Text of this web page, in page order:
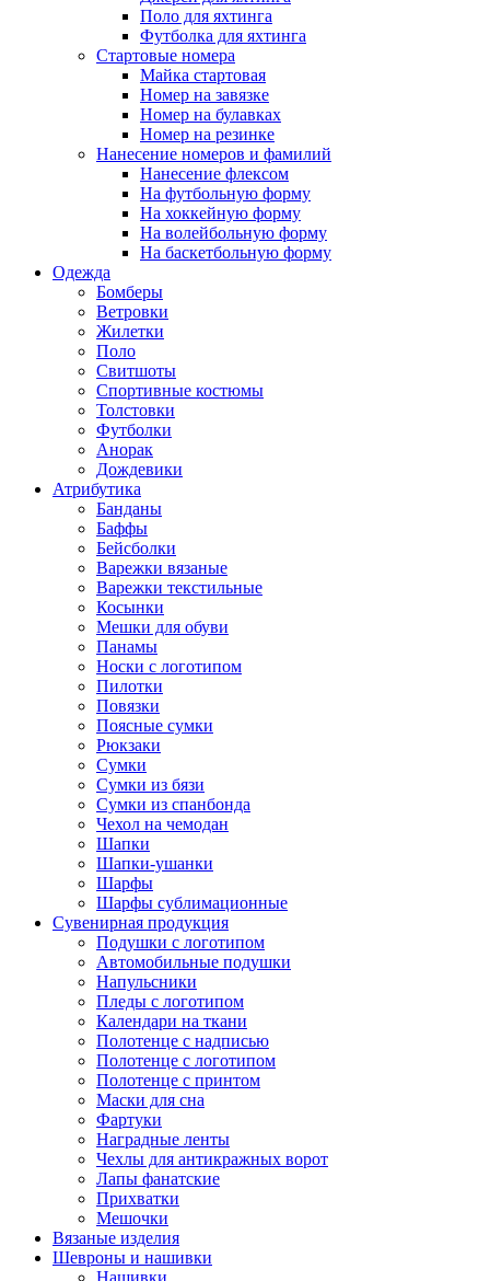
Поло для яхтинга
Футболка для яхтинга
Стартовые номера
Майка стартовая
Номер на завязке
Номер на булавках
Номер на резинке
Нанесение номеров и фамилий
Нанесение флексом
На футбольную форму
На хоккейную форму
На волейбольную форму
На баскетбольную форму
Одежда
Бомберы
Ветровки
Жилетки
Поло
Свитшоты
Спортивные костюмы
Толстовки
Футболки
Анорак
Дождевики
Атрибутика
Банданы
Баффы
Бейсболки
Варежки вязаные
Варежки текстильные
Косынки
Мешки для обуви
Панамы
Носки с логотипом
Пилотки
Повязки
Поясные сумки
Рюкзаки
Сумки
Сумки из бязи
Сумки из спанбонда
Чехол на чемодан
Шапки
Шапки-ушанки
Шарфы
Шарфы сублимационные
Сувенирная продукция
Подушки с логотипом
Автомобильные подушки
Напульсники
Пледы с логотипом
Календари на ткани
Полотенце с надписью
Полотенце с логотипом
Полотенце с принтом
Маски для сна
Фартуки
Наградные ленты
Чехлы для антикражных ворот
Лапы фанатские
Прихватки
Мешочки
Вязаные изделия
Шевроны и нашивки